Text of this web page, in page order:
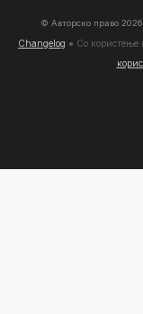
© Авторско право 2026
Changelog ● Со користење